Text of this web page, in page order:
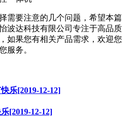
需要注意的几个问题，希望本篇
波达科技有限公司专注于高品质
如果您有相关产品需求，欢迎您
服务。
乐[2019-12-12]
[2019-12-12]